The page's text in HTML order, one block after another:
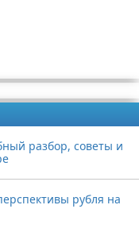
разбор, советы и
рубля на